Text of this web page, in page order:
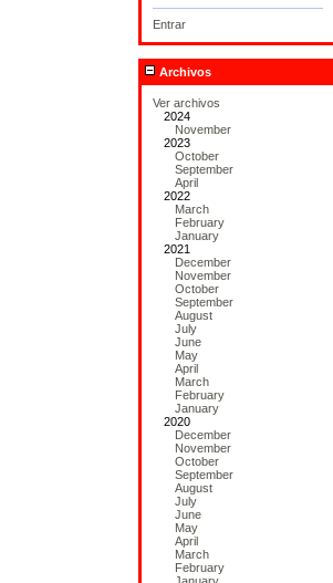
Entrar
Archivos
Ver archivos
2024
November
2023
October
September
April
2022
March
February
January
2021
December
November
October
September
August
July
June
May
April
March
February
January
2020
December
November
October
September
August
July
June
May
April
March
February